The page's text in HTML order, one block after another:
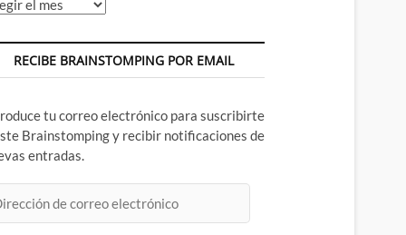
RECIBE BRAINSTOMPING POR EMAIL
tu correo electrónico para suscribirte
Brainstomping y recibir notificaciones de
entradas.